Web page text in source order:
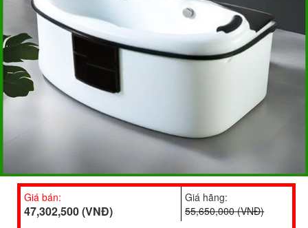
Giá bán:
47,302,500 (VNĐ)
Giá hãng:
55,650,000 (VNĐ)